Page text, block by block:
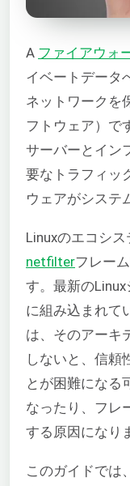
A ファイアウォ
イベートデータ
ネットワークを
フトウェア）で
サーバーとイン
要なトラフィッ
ウェアがシステ
Linuxのエコシス
netfilterフレー
す。最新の
に組み込まれて
は、そのアーキ
しないと、信頼
とが困難になる
なったり、フレ
する原因になり
このガイドでは、